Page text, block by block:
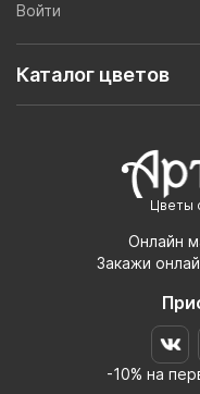
Цветы
Онлайн
Закажи
-10% на
Войти
Каталог цветов